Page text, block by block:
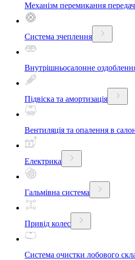
Механізм перемикання передач
Система зчеплення
Внутрішньосалонне
Підвіска та амортизація
Вентиляція та опалення в
Електрика
Гальмівна система
Привід колес
Система очистки лобового